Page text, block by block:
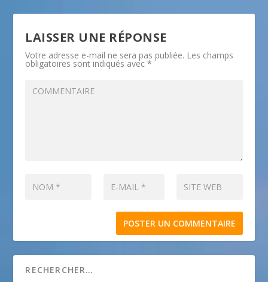
LAISSER UNE RÉPONSE
Votre adresse e-mail ne sera pas publiée. Les champs
obligatoires sont indiqués avec*